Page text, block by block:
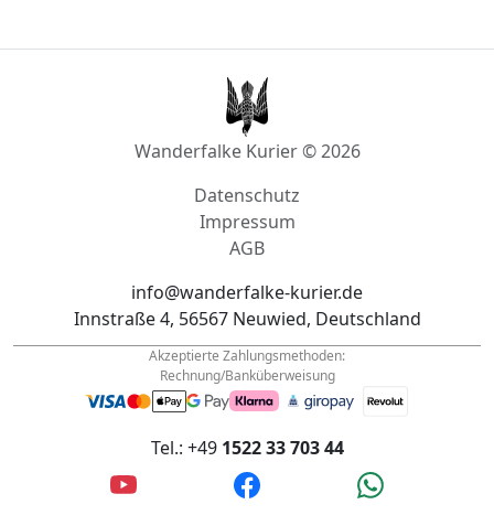
Wanderfalke Kurier © 2026
Datenschutz
Impressum
AGB
info@wanderfalke-kurier.de
Innstraße 4, 56567 Neuwied, Deutschland
Akzeptierte Zahlungsmethoden:
Rechnung/Banküberweisung
Tel.: +49 1522 33 703 44